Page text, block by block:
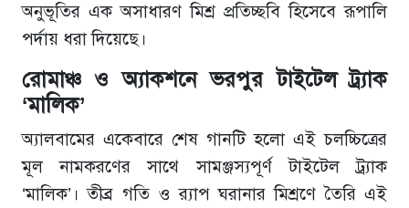
অনুভূতির এক অসাধারণ মিশ্র প্রতিচ্ছবি হিসেবে রূপালি
পর্দায় ধরা দিয়েছে।
রোমাঞ্চ ও অ্যাকশনে ভরপুর টাইটেল ট্র্যাক
‘মালিক’
অ্যালবামের একেবারে শেষ গানটি হলো এই চলচ্চিত্রের
মূল নামকরণের সাথে সামঞ্জস্যপূর্ণ টাইটেল ট্র্যাক
‘মালিক’। তীব্র গতি ও র‍্যাপ ঘরানার মিশ্রণে তৈরি এই